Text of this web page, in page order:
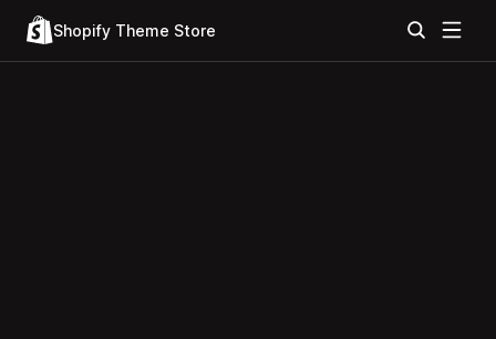
Shopify Theme Store